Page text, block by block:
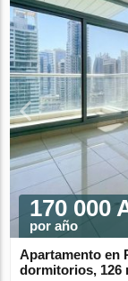
170 000
por año
Apartamento en
dormitorios, 126